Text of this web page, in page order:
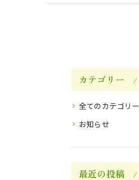
カテゴリー
全てのカテゴリー
お知らせ
最近の投稿